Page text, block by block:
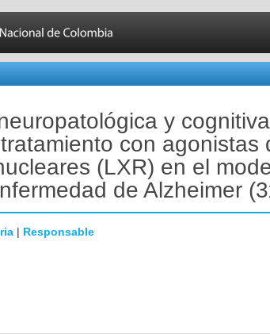
y cognitiva
con agonistas
(LXR) en el
de Alzheimer
| Responsable